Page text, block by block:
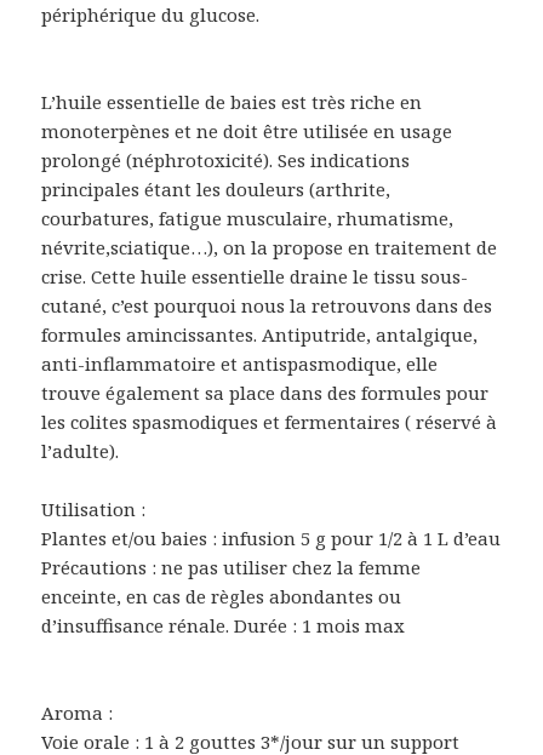
périphérique du glucose.
L’huile essentielle de baies est très riche en
monoterpènes et ne doit être utilisée en usage
prolongé (néphrotoxicité). Ses indications
principales étant les douleurs (arthrite,
courbatures, fatigue musculaire, rhumatisme,
névrite,sciatique…), on la propose en traitement de
crise. Cette huile essentielle draine le tissu sous-
cutané, c’est pourquoi nous la retrouvons dans des
formules amincissantes. Antiputride, antalgique,
anti-inflammatoire et antispasmodique, elle
trouve également sa place dans des formules pour
les colites spasmodiques et fermentaires ( réservé à
l’adulte).
Utilisation :
Plantes et/ou baies : infusion 5 g pour 1/2 à 1 L d’eau
Précautions : ne pas utiliser chez la femme
enceinte, en cas de règles abondantes ou
d’insuffisance rénale. Durée : 1 mois max
Aroma :
Voie orale : 1 à 2 gouttes 3*/jour sur un support